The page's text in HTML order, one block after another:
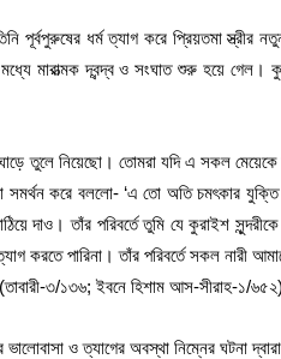
ধর্ম ত্যাগ করে প্রিয়তমা স্ত্রীর
মারাত্মক দ্বন্দ্ব ও সংঘাত শুরু হয়ে গেল।
ঘাড়ে তুলে নিয়েছো। তোমরা যদি এ সকল
সমর্থন করে বললো- ‘এ তো অতি চমৎকার
দাও। তাঁর পরিবর্তে তুমি যে কুরাইশ
করতে পারিনা। তাঁর পরিবর্তে সকল নারী
৩/১৩৬; ইবনে হিশাম আস-সীরাহ-১/৬৫২)
ও ত্যাগের অবস্থা নিম্নের ঘটনা